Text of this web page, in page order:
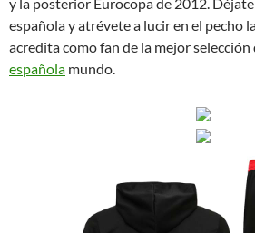
española y atrévete a lucir en el pecho
acredita como fan de la mejor selección
española mundo.